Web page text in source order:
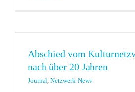
Abschied vom
nach über 20 Jahren
Journal, Netzwerk-News